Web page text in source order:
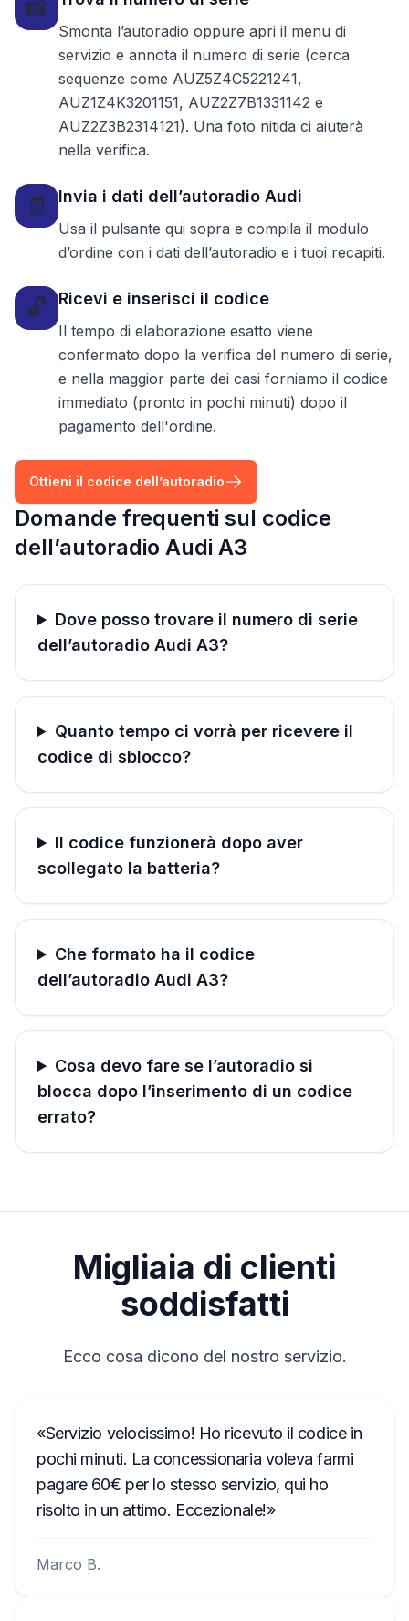
📸
Smonta l’autoradio oppure apri il menu di
servizio e annota il numero di serie (cerca
sequenze come AUZ5Z4C5221241,
AUZ1Z4K3201151, AUZ2Z7B1331142 e
AUZ2Z3B2314121). Una foto nitida ci aiuterà
nella verifica.
🧾 Invia i dati dell’autoradio Audi
Usa il pulsante qui sopra e compila il modulo
d’ordine con i dati dell’autoradio e i tuoi recapiti.
🔓 Ricevi e inserisci il codice
Il tempo di elaborazione esatto viene
confermato dopo la verifica del numero di serie,
e nella maggior parte dei casi forniamo il codice
immediato (pronto in pochi minuti) dopo il
pagamento dell'ordine.
Ottieni il codice dell’autoradio
Domande frequenti sul codice
dell’autoradio Audi A3
Dove posso trovare il numero di serie
dell’autoradio Audi A3?
Quanto tempo ci vorrà per ricevere il
codice di sblocco?
Il codice funzionerà dopo aver
scollegato la batteria?
Che formato ha il codice
dell’autoradio Audi A3?
Cosa devo fare se l’autoradio si
blocca dopo l’inserimento di un codice
errato?
Migliaia di clienti
soddisfatti
Ecco cosa dicono del nostro servizio.
Servizio velocissimo! Ho ricevuto il codice in
pochi minuti. La concessionaria voleva farmi
pagare 60€ per lo stesso servizio, qui ho
risolto in un attimo. Eccezionale!
Marco B.